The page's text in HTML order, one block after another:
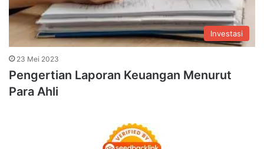
Investasi
23 Mei 2023
Pengertian Laporan Keuangan Menurut
Para Ahli